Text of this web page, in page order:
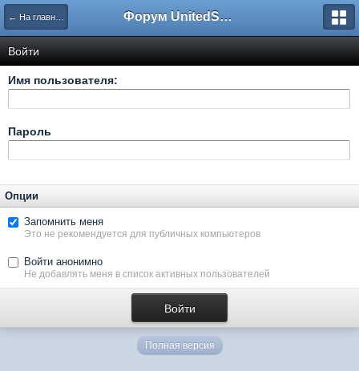
← На главную Форум UnitedSouth
Войти
Имя пользователя:
Пароль
Опции
Запомнить меня
Это не рекомендуется для публичных компьютеров
Войти анонимно
Не добавлять меня в список активных пользователей
Полная версия